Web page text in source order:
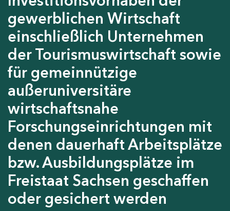
gewerblichen Wirtschaft
einschließlich Unternehmen
der Tourismuswirtschaft sowie
für gemeinnützige
außeruniversitäre
wirtschaftsnahe
Forschungseinrichtungen mit
denen dauerhaft Arbeitsplätze
bzw. Ausbildungsplätze im
Freistaat Sachsen geschaffen
oder gesichert werden